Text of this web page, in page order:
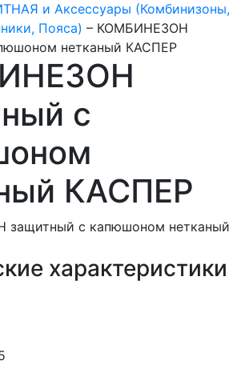
и Аксессуары (Комбинизоны,
Пояса) – КОМБИНЕЗОН
нетканый КАСПЕР
с
КАСПЕР
характеристики